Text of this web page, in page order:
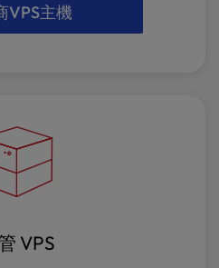
VPS主機
VPS